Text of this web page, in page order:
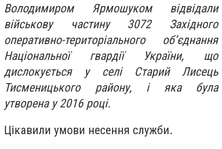
Володимиром Ярмошуком відвідали
військову частину 3072 Західного
оперативно-територіального об’єднання
Національної гвардії України, що
дислокується у селі Старий Лисець
Тисменицького району, і яка була
утворена у 2016 році.
Цікавили умови несення служби.